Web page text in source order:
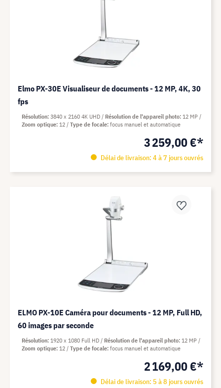
Elmo PX-30E Visualiseur de documents - 12 MP, 4K, 30
fps
3 259,00 €*
Délai de livraison: 4 à 7 jours ouvrés
Résolution 3840 x 2160 4K UHD Résolution de l'appareil photo 12 MP
Zoom optique 12 Type de focale focus manuel et automatique
ELMO PX-10E Caméra pour documents - 12 MP, Full HD,
60 images par seconde
2 169,00 €*
Délai de livraison: 5 à 8 jours ouvrés
Résolution 1920 x 1080 Full HD Résolution de l'appareil photo 12 MP
Zoom optique 12 Type de focale focus manuel et automatique